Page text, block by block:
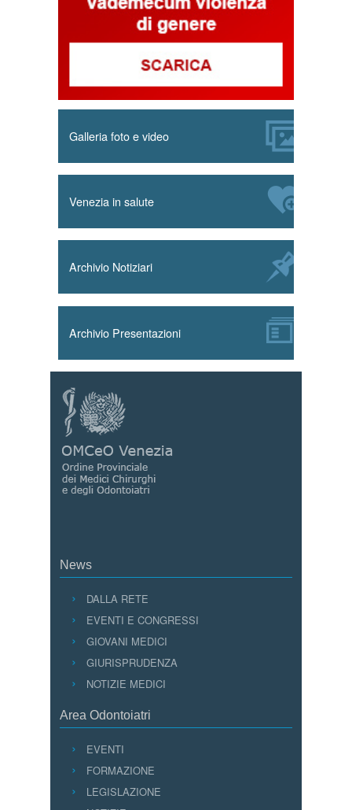
Galleria foto e video
Venezia in salute
Archivio Notiziari
Archivio Presentazioni
News
DALLA RETE
EVENTI E CONGRESSI
GIOVANI MEDICI
GIURISPRUDENZA
NOTIZIE MEDICI
Area Odontoiatri
EVENTI
FORMAZIONE
LEGISLAZIONE